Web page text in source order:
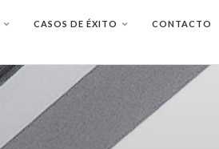
CASOS DE ÉXITO CONTACTO